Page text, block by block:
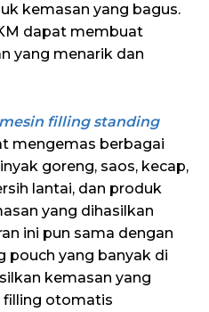
kemasan yang bagus.
dapat membuat
yang menarik dan
mesin filling standing
mengemas berbagai
goreng, saos, kecap,
lantai, dan produk
yang dihasilkan
ini pun sama dengan
pouch yang banyak di
kemasan yang
filling otomatis